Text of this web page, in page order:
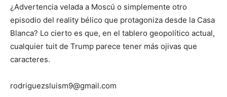
¿Advertencia velada a Moscú o simplemente otro
episodio del reality bélico que protagoniza desde la Casa
Blanca? Lo cierto es que, en el tablero geopolítico actual,
cualquier tuit de Trump parece tener más ojivas que
caracteres.
rodriguezsluism9@gmail.com